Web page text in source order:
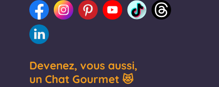
Devenez, vous aussi,
un Chat Gourmet 😻